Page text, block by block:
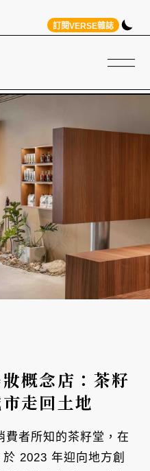
訂閱VERSE雜誌
概念店：茶籽
走回土地
費者所知的茶籽堂，在
2023 年迎向地方創